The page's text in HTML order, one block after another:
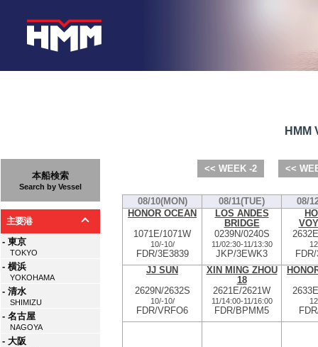
本船検索
Search by Vessel
主要港
- 東京
TOKYO
- 横浜
YOKOHAMA
- 清水
SHIMIZU
- 名古屋
NAGOYA
- 大阪
HMM
<< WEEK -2 <<
08/10(MON) 08/11(TUE)
08/
HONOR OCEAN
1071E/1071W
10/-10/
FDR/3E3839
LOS ANDES
BRIDGE
0239N/0240S
11/02:30-11/13:30
JKP/3EWK3
JJ SUN
2629N/2632S
10/-10/
FDR/VRFO6
XIN MING ZHOU
18
2621E/2621W
11/14:00-11/16:00
FDR/BPMM5